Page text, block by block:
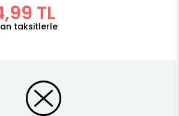
TL
taksitlerle